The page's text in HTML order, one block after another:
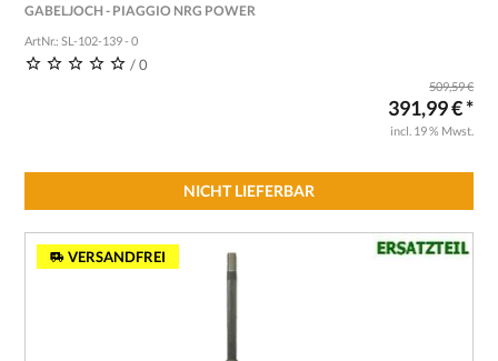
GABELJOCH - PIAGGIO NRG POWER
ArtNr.: SL-102-139 - 0
/ 0
509,59 €
391,99 € *
incl. 19 % Mwst.
NICHT LIEFERBAR
VERSANDFREI